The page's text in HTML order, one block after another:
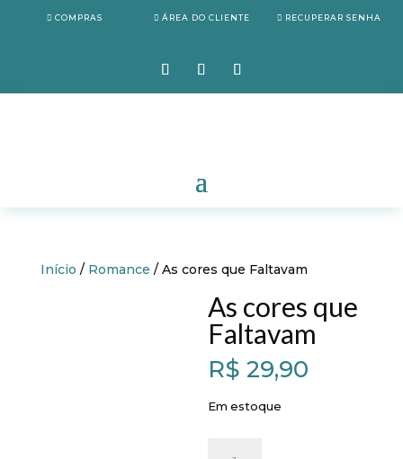
COMPRAS ÁREA DO CLIENTE RECUPERAR SENHA
Início / Romance / As cores que Faltavam
As cores que
Faltavam
R$ 29,90
Em estoque